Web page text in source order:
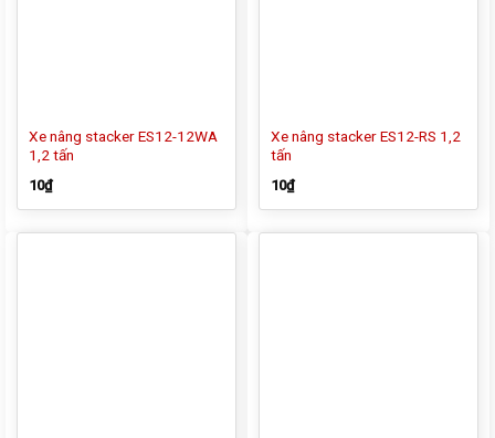
Xe nâng stacker ES12-12WA
1,2 tấn
10₫
Xe nâng stacker ES12-RS 1,2
tấn
10₫